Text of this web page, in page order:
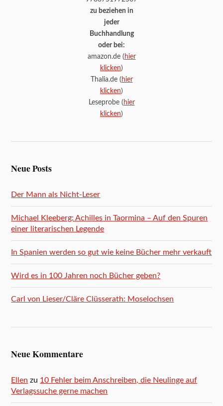
zu beziehen in
jeder
Buchhandlung
oder bei:
amazon.de ( hier
klicken)
Thalia.de ( hier
klicken)
Leseprobe ( hier
klicken)
Neue Posts
Der Mann als Nicht-Leser
Michael Kleeberg: Achilles in Taormina – Auf den Spuren
einer literarischen Legende
In Spanien werden so gut wie keine Bücher mehr verkauft
Wird es in 100 Jahren noch Bücher geben?
Carl von Lieser/Cläre Clüsserath: Moselochsen
Neue Kommentare
Ellen zu 10 Fehler beim Anschreiben, die Neulinge auf
Verlagssuche gerne machen